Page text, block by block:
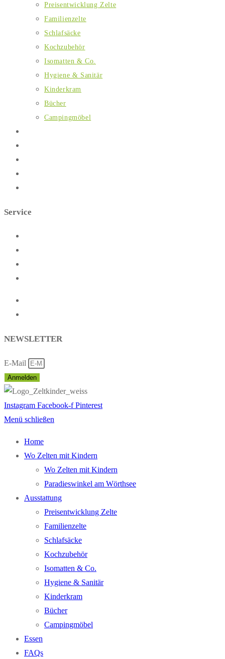
Preisentwicklung Zelte
Familienzelte
Schlafsäcke
Kochzubehör
Isomatten & Co.
Hygiene & Sanitär
Kinderkram
Bücher
Campingmöbel
Service
NEWSLETTER
E-Mail
Anmelden
Instagram Facebook-f Pinterest
Menü schließen
Home
Wo Zelten mit Kindern
Wo Zelten mit Kindern
Paradieswinkel am Wörthsee
Ausstattung
Preisentwicklung Zelte
Familienzelte
Schlafsäcke
Kochzubehör
Isomatten & Co.
Hygiene & Sanitär
Kinderkram
Bücher
Campingmöbel
Essen
FAQs